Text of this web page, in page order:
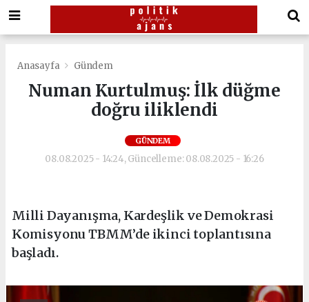
Anasayfa Gündem
Numan Kurtulmuş: İlk düğme
doğru iliklendi
GÜNDEM
08.08.2025 - 14:24, Güncelleme: 08.08.2025 - 16:26
Milli Dayanışma, Kardeşlik ve Demokrasi
Komisyonu TBMM’de ikinci toplantısına
başladı.